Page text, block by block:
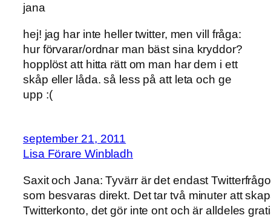
jana
hej! jag har inte heller twitter, men vill fråga:
hur förvarar/ordnar man bäst sina kryddor?
hopplöst att hitta rätt om man har dem i ett
skåp eller låda. så less på att leta och ge
upp :(
september 21, 2011
Lisa Förare Winbladh
Saxit och Jana: Tyvärr är det endast
som besvaras direkt. Det tar två minuter att
Twitterkonto, det gör inte ont och är alldeles